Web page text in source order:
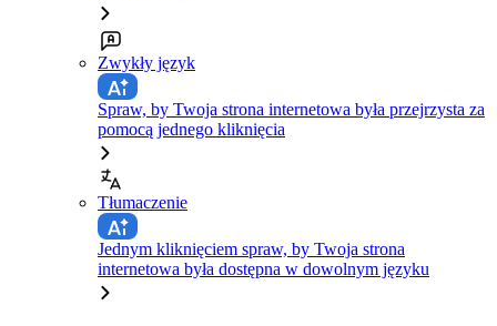
Zwykły język
Spraw, by Twoja strona internetowa była przejrzysta za
pomocą jednego kliknięcia
Tłumaczenie
Jednym kliknięciem spraw, by Twoja strona
internetowa była dostępna w dowolnym języku